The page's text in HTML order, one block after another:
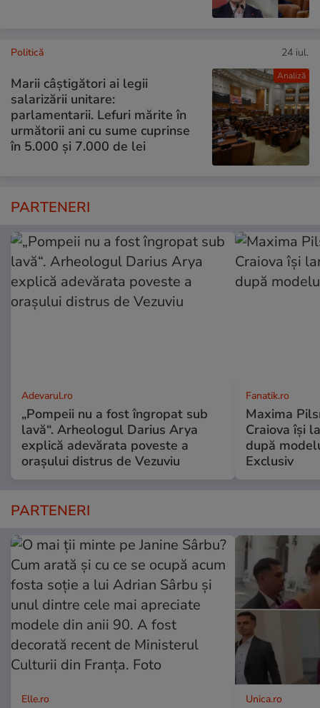
Analiză
Politică 24 iul.
Marii câștigători ai legii
salarizării unitare:
parlamentarii. Lefuri mărite în
următorii ani cu sume cuprinse
în 5.000 și 7.000 de lei
PARTENERI
Adevarul.ro
„Pompeii nu a fost îngropat sub
lavă“. Arheologul Darius Arya
explică adevărata poveste a
orașului distrus de Vezuviu
Fanatik.ro
Maxima
Craiova își
după
Exclusiv
PARTENERI
Elle.ro Unica.ro